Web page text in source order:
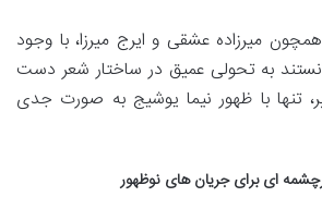
میرزاده عشقی و ایرج میرزا، با وجود
به تحولی عمیق در ساختار شعر دست
تنها با ظهور نیما یوشیج به صورت جدی
ای برای جریان های نوظهور